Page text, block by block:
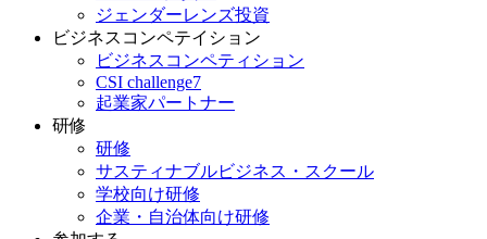
ジェンダーレンズ投資
ビジネスコンペテイション
ビジネスコンペティション
CSI challenge7
起業家パートナー
研修
研修
サスティナブルビジネス・スクール
学校向け研修
企業・自治体向け研修